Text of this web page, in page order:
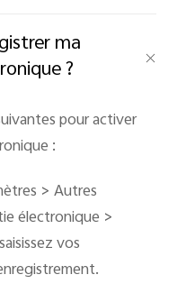
ma
?
pour activer
:
> Autres
électronique >
vos